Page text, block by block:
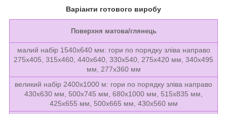
Варіанти готового виробу
Поверхня матова/глянець
малий набір 1540х640 мм: гори по порядку зліва направо
275х405, 315х460, 440х640, 330х540, 275х420 мм, 340х495
мм, 277х360 мм
великий набір 2400х1000 м: гори по порядку зліва направо
430х630 мм, 500х745 мм, 680х1000 мм, 515х835 мм,
425х655 мм, 500х665 мм, 430х560 мм